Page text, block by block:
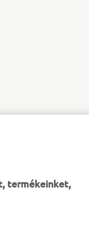
termékeinket,